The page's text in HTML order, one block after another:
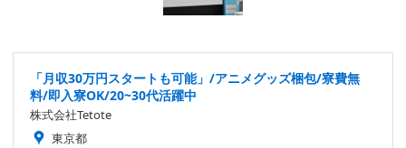
「月収30万円スタートも可能」/アニメグッズ梱包/寮費無
料/即入寮OK/20~30代活躍中
株式会社Tetote
東京都